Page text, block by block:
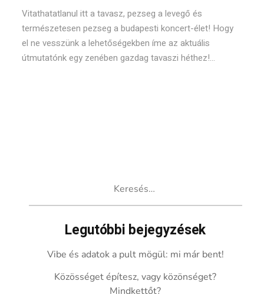
Vitathatatlanul itt a tavasz, pezseg a levegő és
természetesen pezseg a budapesti koncert-élet! Hogy
el ne vesszünk a lehetőségekben íme az aktuális
útmutatónk egy zenében gazdag tavaszi héthez!...
Legutóbbi bejegyzések
Vibe és adatok a pult mögül: mi már bent!
Közösséget építesz, vagy közönséget?
Mindkettőt?